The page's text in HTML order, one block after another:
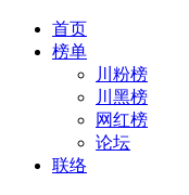
首页
榜单
川粉榜
川黑榜
网红榜
论坛
联络